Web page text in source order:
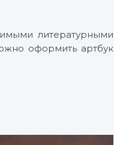
литературными
оформить артбук